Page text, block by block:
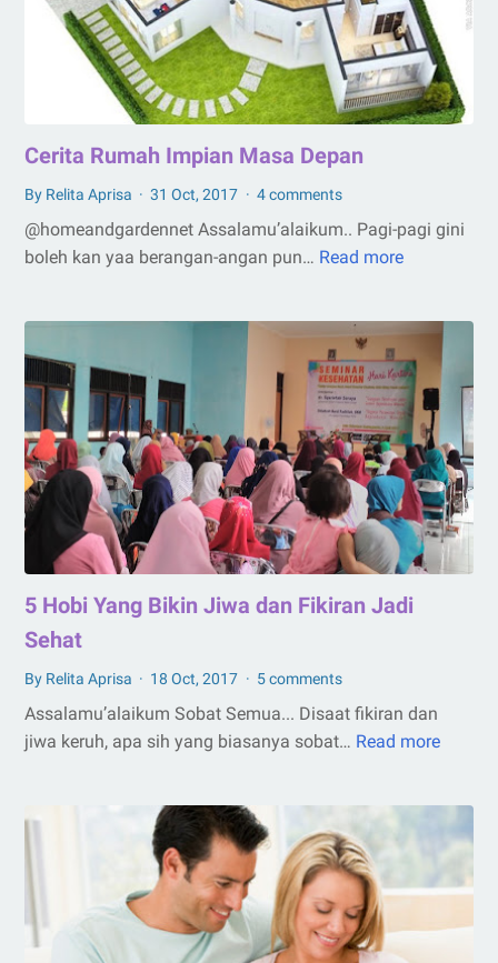
Cerita Rumah Impian Masa Depan
By Relita Aprisa 31 Oct, 2017 4 comments
@homeandgardennet Assalamu’alaikum.. Pagi-pagi gini
boleh kan yaa berangan-angan pun… Read more
Impian
Masa
Depan
5 Hobi Yang Bikin Jiwa dan Fikiran Jadi
Sehat
By Relita Aprisa 18 Oct, 2017 5 comments
Assalamu’alaikum Sobat Semua... Disaat fikiran dan
jiwa keruh, apa sih yang biasanya sobat… Read more
Jiwa
dan